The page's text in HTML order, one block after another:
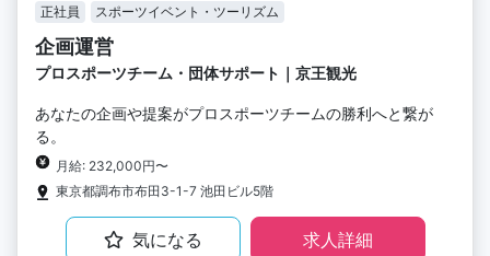
正社員 スポーツイベント・ツーリズム
企画運営
プロスポーツチーム・団体サポート｜京王観光
あなたの企画や提案がプロスポーツチームの勝利へと繋が
る。
月給: 232,000円〜
東京都調布市布田3-1-7 池田ビル5階
気になる 求人詳細